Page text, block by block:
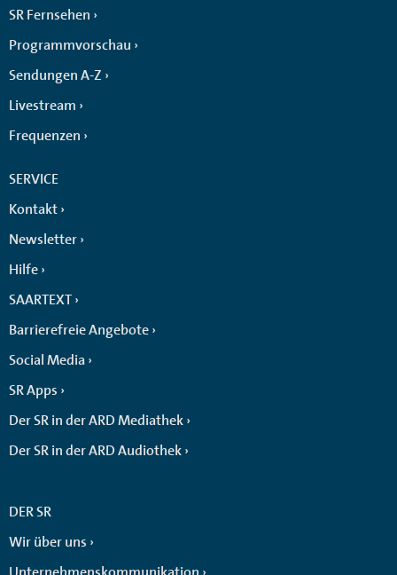
SR Fernsehen
Programmvorschau
Sendungen A-Z
Livestream
Frequenzen
SERVICE
Kontakt
Newsletter
Hilfe
SAARTEXT
Barrierefreie Angebote
Social Media
SR Apps
Der SR in der ARD Mediathek
Der SR in der ARD Audiothek
DER SR
Wir über uns